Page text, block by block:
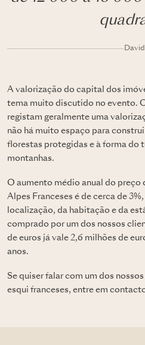
A valorização do capital dos
tema muito discutido no evento.
registam geralmente uma
não há muito espaço para
florestas protegidas e à forma do
montanhas.
O aumento médio anual do preço
Alpes Franceses é de cerca de
localização, da habitação e da
comprado por um dos nossos
de euros já vale 2,6 milhões de
anos.
Se quiser falar com um dos
esqui franceses, entre em